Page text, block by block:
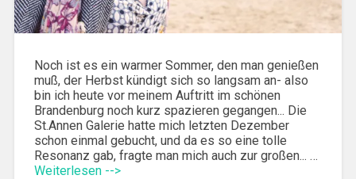
Noch ist es ein warmer Sommer, den man genießen
muß, der Herbst kündigt sich so langsam an- also
bin ich heute vor meinem Auftritt im schönen
Brandenburg noch kurz spazieren gegangen... Die
St.Annen Galerie hatte mich letzten Dezember
schon einmal gebucht, und da es so eine tolle
Resonanz gab, fragte man mich auch zur großen... …
Weiterlesen -->